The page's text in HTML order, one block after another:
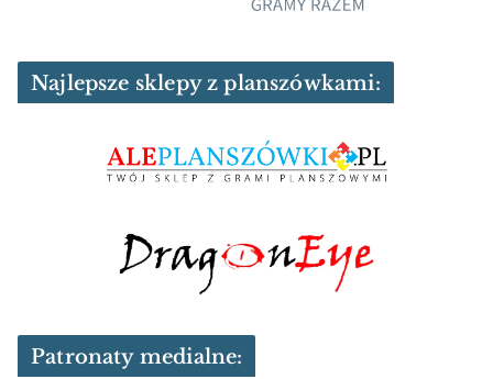
Najlepsze sklepy z planszówkami:
Patronaty medialne: